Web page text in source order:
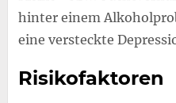
hinter einem
eine versteckte
Risikofaktoren